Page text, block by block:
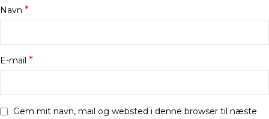
Navn *
E-mail *
Gem mit navn, mail og websted i denne browser til næste